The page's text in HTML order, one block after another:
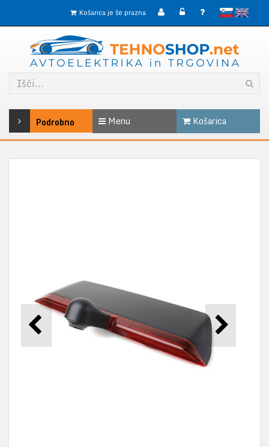
slovenskoEnglish
Košarica je še prazna
Podrobno Menu Košarica